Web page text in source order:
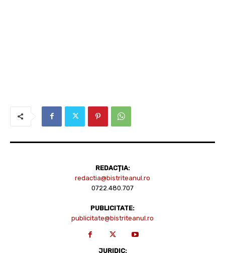
REDACȚIA:
redactia@bistriteanul.ro
0722.480.707
PUBLICITATE:
publicitate@bistriteanul.ro
JURIDIC: